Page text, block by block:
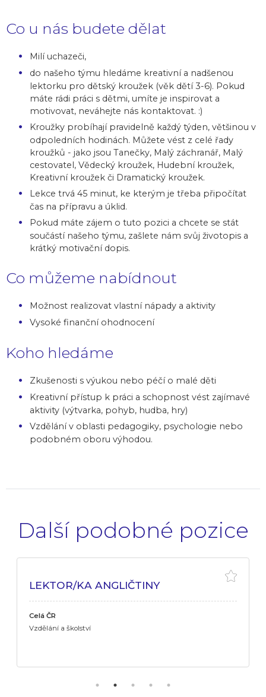
Co u nás budete dělat
Milí uchazeči,
do našeho týmu hledáme kreativní a nadšenou
lektorku pro dětský kroužek (věk dětí 3-6). Pokud
máte rádi práci s dětmi, umíte je inspirovat a
motivovat, neváhejte nás kontaktovat. :)
Kroužky probíhají pravidelně každý týden, většinou v
odpoledních hodinách. Můžete vést z celé řady
kroužků - jako jsou Tanečky, Malý záchranář, Malý
cestovatel, Vědecký kroužek, Hudební kroužek,
Kreativní kroužek či Dramatický kroužek.
Lekce trvá 45 minut, ke kterým je třeba připočítat
čas na přípravu a úklid.
Pokud máte zájem o tuto pozici a chcete se stát
součástí našeho týmu, zašlete nám svůj životopis a
krátký motivační dopis.
Co můžeme nabídnout
Možnost realizovat vlastní nápady a aktivity
Vysoké finanční ohodnocení
Koho hledáme
Zkušenosti s výukou nebo péčí o malé děti
Kreativní přístup k práci a schopnost vést zajímavé
aktivity (výtvarka, pohyb, hudba, hry)
Vzdělání v oblasti pedagogiky, psychologie nebo
podobném oboru výhodou.
Další podobné pozice
LEKTOR/KA ANGLIČTINY
Celá ČR
Vzdělání a školství